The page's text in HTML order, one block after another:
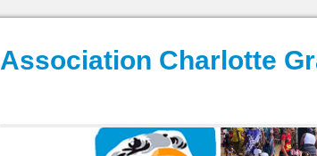
Association Charlotte